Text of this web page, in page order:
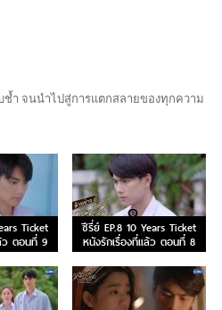
ช้ำ จนนำไปสู่การแตกสลายของทุกความ
Ticket
ว ตอนที่ 9
ซีรี่ย์ EP.8 10 Years Ticket
หนังรักเรื่องที่แล้ว ตอนที่ 8